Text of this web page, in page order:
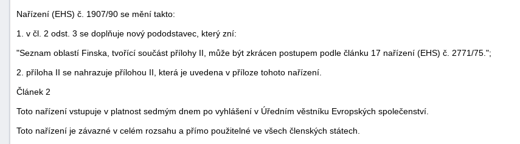
Nařízení (EHS) č. 1907/90 se mění takto:
1. v čl. 2 odst. 3 se doplňuje nový pododstavec, který zní:
"Seznam oblastí Finska, tvořící součást přílohy II, může být zkrácen postupem podle článku 17 nařízení (EHS) č. 2771/75.";
2. příloha II se nahrazuje přílohou II, která je uvedena v příloze tohoto nařízení.
Článek 2
Toto nařízení vstupuje v platnost sedmým dnem po vyhlášení v Úředním věstníku Evropských společenství.
Toto nařízení je závazné v celém rozsahu a přímo použitelné ve všech členských státech.